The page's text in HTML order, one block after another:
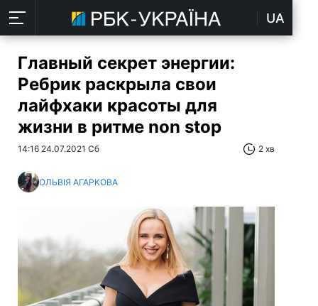
UA
Главный секрет энергии:
Ребрик раскрыла свои
лайфхаки красоты для
жизни в ритме non stop
14:16 24.07.2021 Сб 2 хв
ОЛЬВІЯ АГАРКОВА